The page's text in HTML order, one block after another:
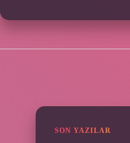
SON YAZILAR